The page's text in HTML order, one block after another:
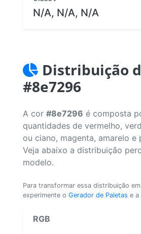
N/A, N/A, N/A
Distribuição
#8e7296
A cor #8e7296 é composta
quantidades de vermelho,
ou ciano, magenta, amarelo e
Veja abaixo a distribuição
modelo.
Para transformar essa distribuição
experimente o Gerador de Paletas e a
RGB